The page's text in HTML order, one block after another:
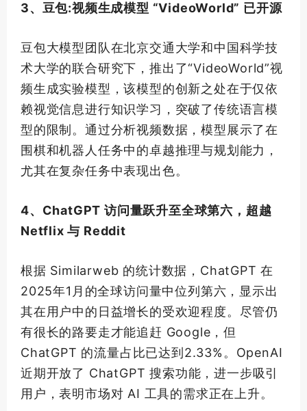
3、豆包:视频生成模型 “VideoWorld” 已开源
豆包大模型团队在北京交通大学和中国科学技
术大学的联合研究下，推出了“VideoWorld”视
频生成实验模型，该模型的创新之处在于仅依
赖视觉信息进行知识学习，突破了传统语言模
型的限制。通过分析视频数据，模型展示了在
围棋和机器人任务中的卓越推理与规划能力，
尤其在复杂任务中表现出色。
4、ChatGPT 访问量跃升至全球第六，超越
Netflix 与 Reddit
根据 Similarweb 的统计数据，ChatGPT 在
2025年1月的全球访问量中位列第六，显示出
其在用户中的日益增长的受欢迎程度。尽管仍
有很长的路要走才能追赶 Google，但
ChatGPT 的流量占比已达到2.33%。OpenAI
近期开放了 ChatGPT 搜索功能，进一步吸引
用户，表明市场对 AI 工具的需求正在上升。